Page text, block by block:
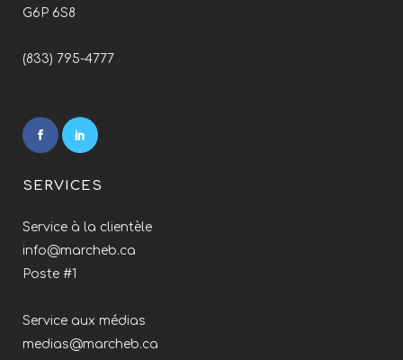
G6P 6S8
(833) 795-4777
SERVICES
Service à la clientèle
info@marcheb.ca
Poste #1
Service aux médias
medias@marcheb.ca